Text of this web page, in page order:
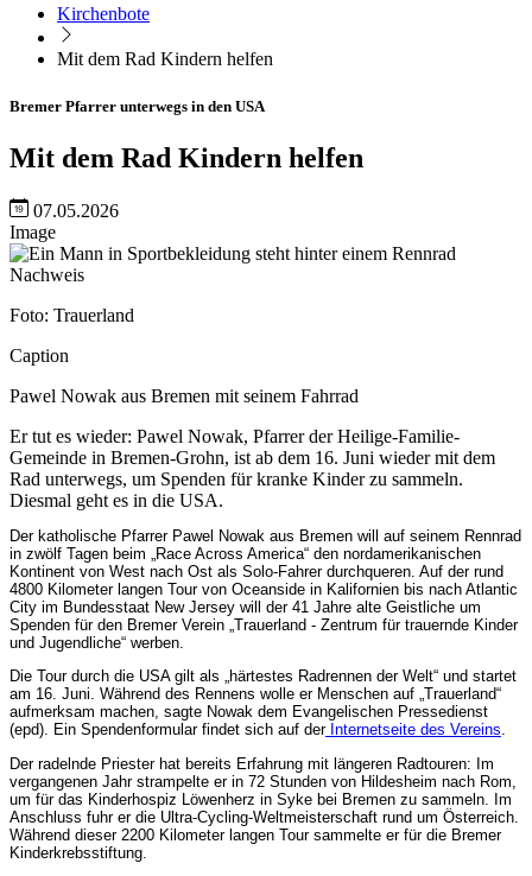
Kirchenbote
Mit dem Rad Kindern helfen
Bremer Pfarrer unterwegs in den USA
Mit dem Rad Kindern helfen
07.05.2026
Image
Nachweis
Foto: Trauerland
Caption
Pawel Nowak aus Bremen mit seinem Fahrrad
Er tut es wieder: Pawel Nowak, Pfarrer der Heilige-Familie-
Gemeinde in Bremen-Grohn, ist ab dem 16. Juni wieder mit dem
Rad unterwegs, um Spenden für kranke Kinder zu sammeln.
Diesmal geht es in die USA.
Der katholische Pfarrer Pawel Nowak aus Bremen will auf seinem Rennrad
in zwölf Tagen beim „Race Across America“ den nordamerikanischen
Kontinent von West nach Ost als Solo-Fahrer durchqueren. Auf der rund
4800 Kilometer langen Tour von Oceanside in Kalifornien bis nach Atlantic
City im Bundesstaat New Jersey will der 41 Jahre alte Geistliche um
Spenden für den Bremer Verein „Trauerland - Zentrum für trauernde Kinder
und Jugendliche“ werben.
Die Tour durch die USA gilt als „härtestes Radrennen der Welt“ und startet
am 16. Juni. Während des Rennens wolle er Menschen auf „Trauerland“
aufmerksam machen, sagte Nowak dem Evangelischen Pressedienst
(epd). Ein Spendenformular findet sich auf derInternetseite des Vereins.
Der radelnde Priester hat bereits Erfahrung mit längeren Radtouren: Im
vergangenen Jahr strampelte er in 72 Stunden von Hildesheim nach Rom,
um für das Kinderhospiz Löwenherz in Syke bei Bremen zu sammeln. Im
Anschluss fuhr er die Ultra-Cycling-Weltmeisterschaft rund um Österreich.
Während dieser 2200 Kilometer langen Tour sammelte er für die Bremer
Kinderkrebsstiftung.